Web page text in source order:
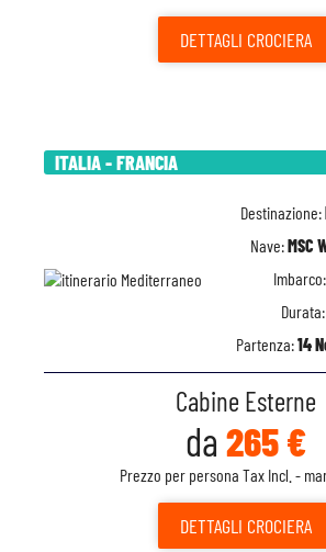
DETTAGLI CROCIERA
ITALIA - FRANCIA
Destinazione:
Nave:MSC
Imbarco:
Durata:
Partenza:14
Cabine Esterne
da 265 €
Prezzo per persona Tax Incl. -
DETTAGLI CROCIERA